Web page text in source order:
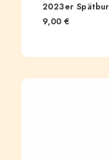
2023er
9,00€